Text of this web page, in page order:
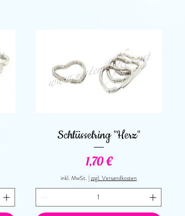
Schnellansicht
Schlüsselring "Herz"
Preis
1,70 €
inkl. MwSt. |zzgl. Versandkosten